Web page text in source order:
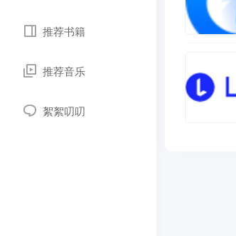
推荐书籍
推荐音乐
絮絮叨叨